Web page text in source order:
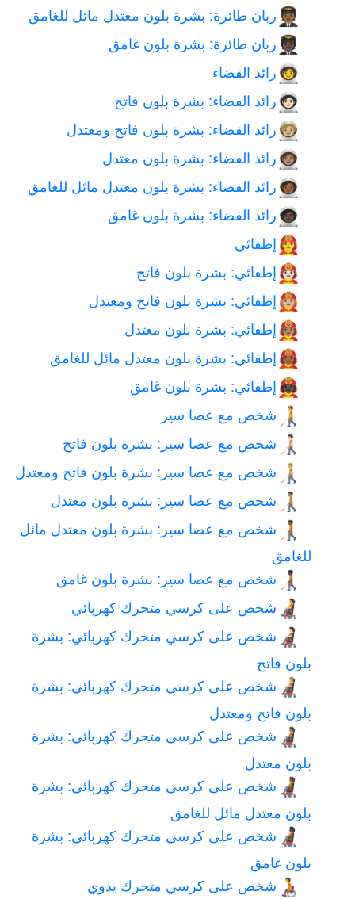
🧑🏾‍✈️ ربان طائرة: بشرة بلون معتدل مائل للغامق
🧑🏿‍✈️ ربان طائرة: بشرة بلون غامق
🧑‍🚀رائد الفضاء
🧑🏻‍🚀رائد الفضاء: بشرة بلون فاتح
🧑🏼‍🚀رائد الفضاء: بشرة بلون فاتح ومعتدل
🧑🏽‍🚀رائد الفضاء: بشرة بلون معتدل
🧑🏾‍🚀رائد الفضاء: بشرة بلون معتدل مائل للغامق
🧑🏿‍🚀رائد الفضاء: بشرة بلون غامق
🧑‍🚒إطفائي
🧑🏻‍🚒إطفائي: بشرة بلون فاتح
🧑🏼‍🚒إطفائي: بشرة بلون فاتح ومعتدل
🧑🏽‍🚒إطفائي: بشرة بلون معتدل
🧑🏾‍🚒إطفائي: بشرة بلون معتدل مائل للغامق
🧑🏿‍🚒إطفائي: بشرة بلون غامق
🧑‍🦯 شخص مع عصا سير
🧑🏻‍🦯 شخص مع عصا سير: بشرة بلون فاتح
🧑🏼‍🦯 شخص مع عصا سير: بشرة بلون فاتح ومعتدل
🧑🏽‍🦯 شخص مع عصا سير: بشرة بلون معتدل
🧑🏾‍🦯 شخص مع عصا سير: بشرة بلون معتدل مائل
للغامق
🧑🏿‍🦯 شخص مع عصا سير: بشرة بلون غامق
🧑‍🦼 شخص على كرسي متحرك كهربائي
🧑🏻‍🦼 شخص على كرسي متحرك كهربائي: بشرة
بلون فاتح
🧑🏼‍🦼 شخص على كرسي متحرك كهربائي: بشرة
بلون فاتح ومعتدل
🧑🏽‍🦼 شخص على كرسي متحرك كهربائي: بشرة
بلون معتدل
🧑🏾‍🦼 شخص على كرسي متحرك كهربائي: بشرة
بلون معتدل مائل للغامق
🧑🏿‍🦼 شخص على كرسي متحرك كهربائي: بشرة
بلون غامق
🧑‍🦽 شخص على كرسي متحرك يدوي